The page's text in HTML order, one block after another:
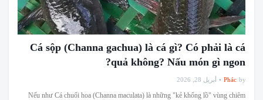
Cá sộp (Channa gachua) là cá gì? Có phải là cá
quả không? Nấu món gì ngon?
by
Phác أبريل 28, 2026
Nếu như Cá chuối hoa (Channa maculata) là những "kẻ khổng lồ" vùng chiêm